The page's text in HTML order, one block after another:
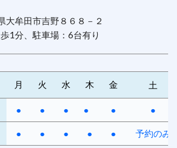
牟田市吉野８６８－２
1分、駐車場：6台有り
月 火 水 木 金 土
● ● ● ● ● ●
● ● ● ● ● 予約のみ